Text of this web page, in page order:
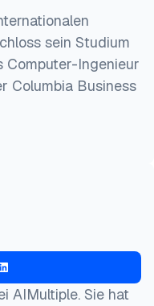
sein Studium
Computer-Ingenieur
Columbia Business
AIMultiple. Sie hat